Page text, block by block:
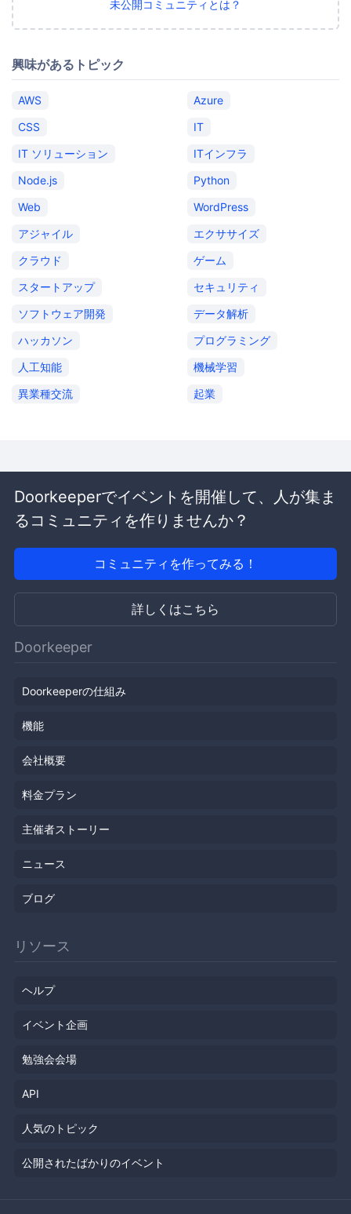
未公開コミュニティとは？
興味があるトピック
AWS
Azure
CSS
IT
IT ソリューション
ITインフラ
Node.js
Python
Web
WordPress
アジャイル
エクササイズ
クラウド
ゲーム
スタートアップ
セキュリティ
ソフトウェア開発
データ解析
ハッカソン
プログラミング
人工知能
機械学習
異業種交流
起業
Doorkeeperでイベントを開催して、人が集ま
るコミュニティを作りませんか？
コミュニティを作ってみる！
詳しくはこちら
Doorkeeper
Doorkeeperの仕組み
機能
会社概要
料金プラン
主催者ストーリー
ニュース
ブログ
リソース
ヘルプ
イベント企画
勉強会会場
API
人気のトピック
公開されたばかりのイベント